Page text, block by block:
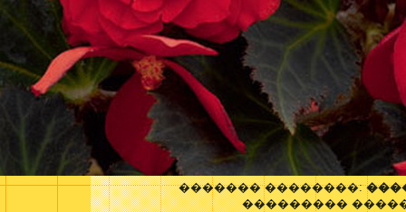
������� ��������:
���������